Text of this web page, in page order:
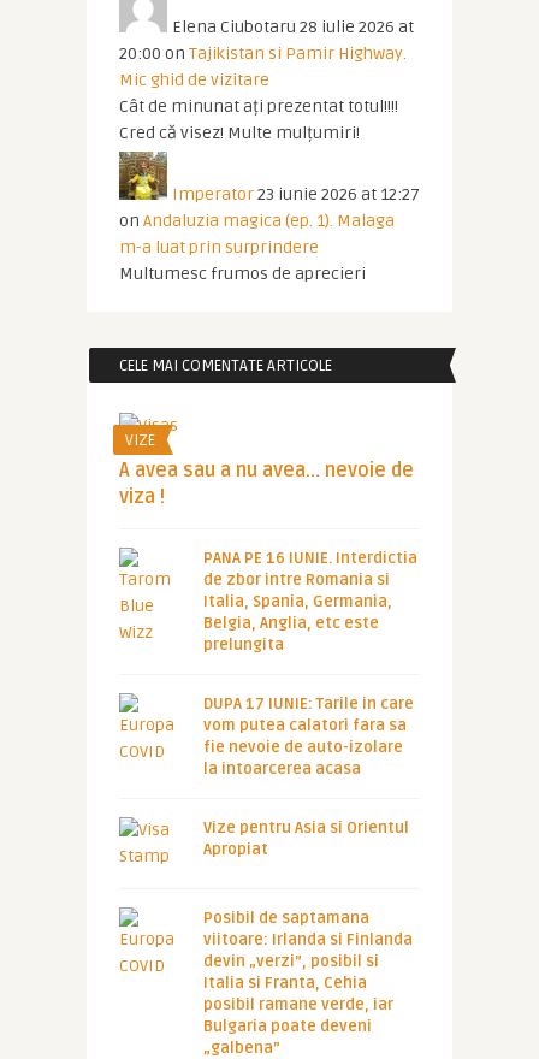
Elena Ciubotaru 28 iulie 2026 at
20:00 on Tajikistan si Pamir Highway.
Mic ghid de vizitare
Cât de minunat ați prezentat totul!!!!
Cred că visez! Multe mulțumiri!
Imperator23 iunie 2026 at 12:27
on Andaluzia magica (ep. 1). Malaga
m-a luat prin surprindere
Multumesc frumos de aprecieri
CELE MAI COMENTATE ARTICOLE
VIZE
A avea sau a nu avea… nevoie de
viza !
PANA PE 16 IUNIE. Interdictia
de zbor intre Romania si
Italia, Spania, Germania,
Belgia, Anglia, etc este
prelungita
DUPA 17 IUNIE: Tarile in care
vom putea calatori fara sa
fie nevoie de auto-izolare
la intoarcerea acasa
Vize pentru Asia si Orientul
Apropiat
Posibil de saptamana
viitoare: Irlanda si Finlanda
devin „verzi”, posibil si
Italia si Franta, Cehia
posibil ramane verde, iar
Bulgaria poate deveni
„galbena”